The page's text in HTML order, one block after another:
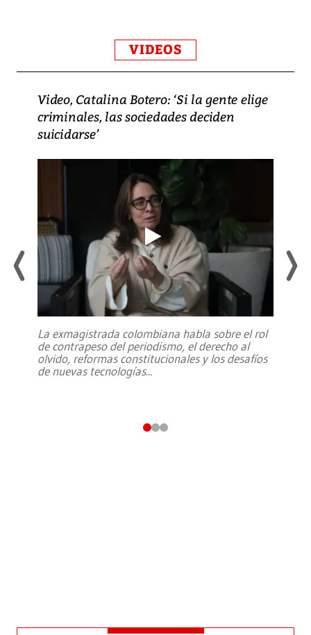
VIDEOS
Video, Catalina Botero: ‘Si la gente elige
criminales, las sociedades deciden
suicidarse’
La exmagistrada colombiana habla sobre el rol
de contrapeso del periodismo, el derecho al
olvido, reformas constitucionales y los desafíos
de nuevas tecnologías...